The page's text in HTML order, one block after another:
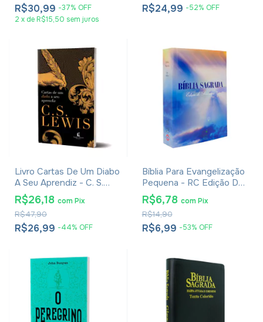
R$30,99 -37% OFF
2 x de R$15,50 sem juros
R$24,99 -52% OFF
Livro Cartas De Um Diabo
A Seu Aprendiz - C. S.
Lewis - Brochura
R$26,99 -44% OFF
R$47,90
R$26,18 comPix
Bíblia Para Evangelização
Pequena - RC Edição De
Promessas
R$6,99 -53% OFF
R$14,90
R$6,78 com Pix